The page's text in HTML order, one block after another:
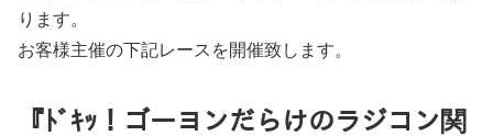
ります。
お客様主催の下記レースを開催致します。
『ﾄﾞｷｯ！ゴーヨンだらけのラジコン関